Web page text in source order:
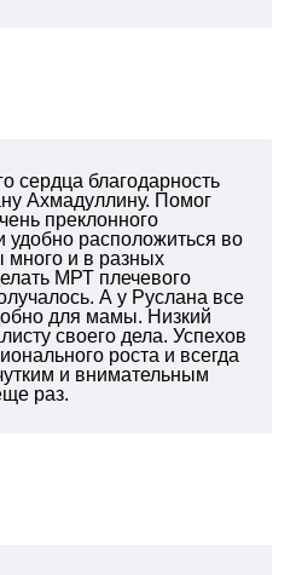
сердца благодарность
Ахмадуллину. Помог
преклонного
удобно расположиться во
и в разных
МРТ плечевого
А у Руслана все
для мамы. Низкий
своего дела. Успехов
роста и всегда
и внимательным
раз.